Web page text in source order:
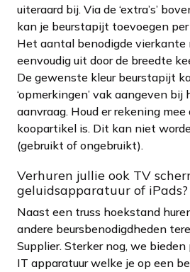
uiteraard bij. Via de ‘extra’s’
kan je beurstapijt toevoegen
Het aantal benodigde vierkante
eenvoudig uit door de breedte
De gewenste kleur beurstapijt
‘opmerkingen’ vak aangeven
aanvraag. Houd er rekening
koopartikel is. Dit kan niet
(gebruikt of ongebruikt).
Verhuren jullie ook TV
geluidsapparatuur of iPads?
Naast een truss hoekstand
andere beursbenodigdheden
Supplier. Sterker nog, we
IT apparatuur welke je op een